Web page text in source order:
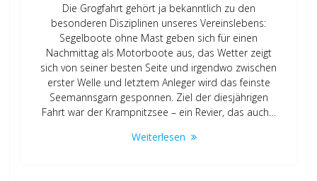
Die Grogfahrt gehört ja bekanntlich zu den
besonderen Disziplinen unseres Vereinslebens:
Segelboote ohne Mast geben sich für einen
Nachmittag als Motorboote aus, das Wetter zeigt
sich von seiner besten Seite und irgendwo zwischen
erster Welle und letztem Anleger wird das feinste
Seemannsgarn gesponnen. Ziel der diesjährigen
Fahrt war der Krampnitzsee – ein Revier, das auch…
Weiterlesen